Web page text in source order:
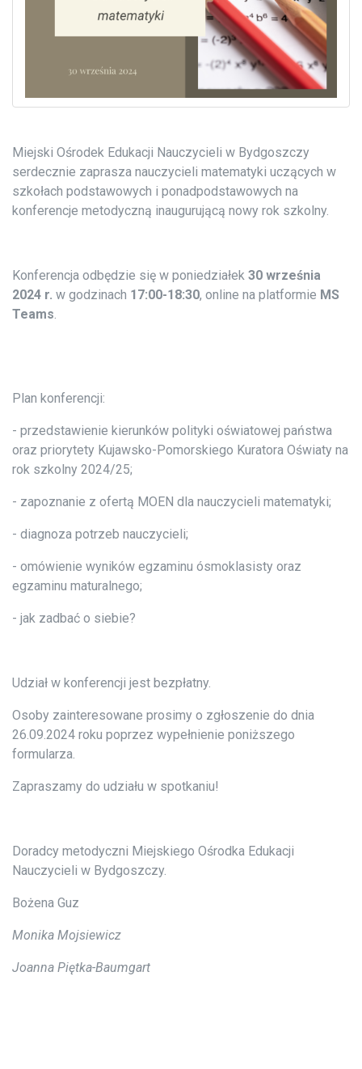
Miejski Ośrodek Edukacji Nauczycieli w Bydgoszczy
serdecznie zaprasza nauczycieli matematyki uczących w
szkołach podstawowych i ponadpodstawowych na
konferencje metodyczną inaugurującą nowy rok szkolny.
Konferencja odbędzie się w poniedziałek 30 września
2024 r. w godzinach 17:00-18:30, online na platformie MS
Teams.
Plan konferencji:
- przedstawienie kierunków polityki oświatowej państwa
oraz priorytety Kujawsko-Pomorskiego Kuratora Oświaty na
rok szkolny 2024/25;
- zapoznanie z ofertą MOEN dla nauczycieli matematyki;
- diagnoza potrzeb nauczycieli;
- omówienie wyników egzaminu ósmoklasisty oraz
egzaminu maturalnego;
- jak zadbać o siebie?
Udział w konferencji jest bezpłatny.
Osoby zainteresowane prosimy o zgłoszenie do dnia
26.09.2024 roku poprzez wypełnienie poniższego
formularza.
Zapraszamy do udziału w spotkaniu!
Doradcy metodyczni Miejskiego Ośrodka Edukacji
Nauczycieli w Bydgoszczy.
Bożena Guz
Monika Mojsiewicz
Joanna Piętka-Baumgart